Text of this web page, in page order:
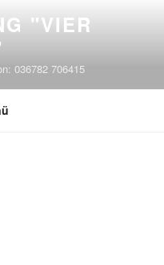
"VIER
036782 706415